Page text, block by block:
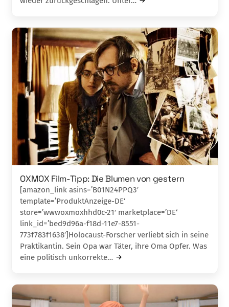
OXMOX Film-Tipp: Die Blumen von gestern
[amazon_link asins=’B01N24PPQ3′
template=’ProduktAnzeige-DE‘
store=’wwwoxmoxhhd0c-21′ marketplace=’DE‘
link_id=’bed9d96a-f18d-11e7-8551-
773f783f1638′]Holocaust-Forscher verliebt sich in seine
Praktikan­tin. Sein Opa war Täter, ihre Oma Opfer. Was
eine politisch unkorrekte…